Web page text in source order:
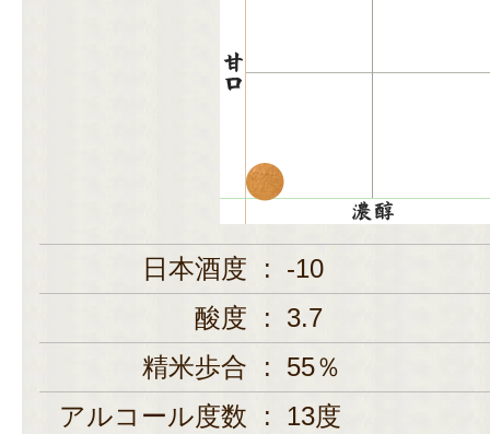
日本酒度 :
-10
酸度
:
3.7
精米歩合
:
55％
アルコール度数
:
13度